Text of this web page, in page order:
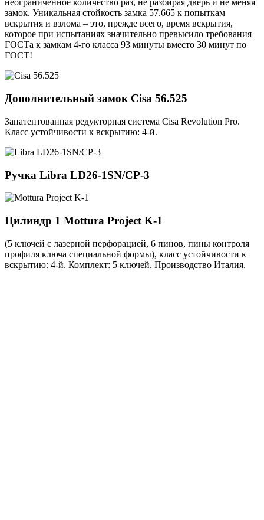
неограниченное количество раз, не разбирая дверь и не меняя
замок. Уникальная стойкость замка 57.665 к попыткам
вскрытия и взлома – это, прежде всего, время вскрытия,
которое при испытаниях значительно превысило требования
ГОСТа к замкам 4-го класса 93 минуты вместо 30 минут по
ГОСТ!
Дополнительный замок Cisa 56.525
Запатентованная редукторная система Cisa Revolution Pro.
Класс устойчивости к вскрытию: 4-й.
Ручка Libra LD26-1SN/CP-3
Цилиндр 1 Mottura Project K-1
(5 ключей с лазерной перфорацией, 6 пинов, пины контроля
профиля ключа специальной формы), класс устойчивости к
вскрытию: 4-й. Комплект: 5 ключей. Производство Италия.